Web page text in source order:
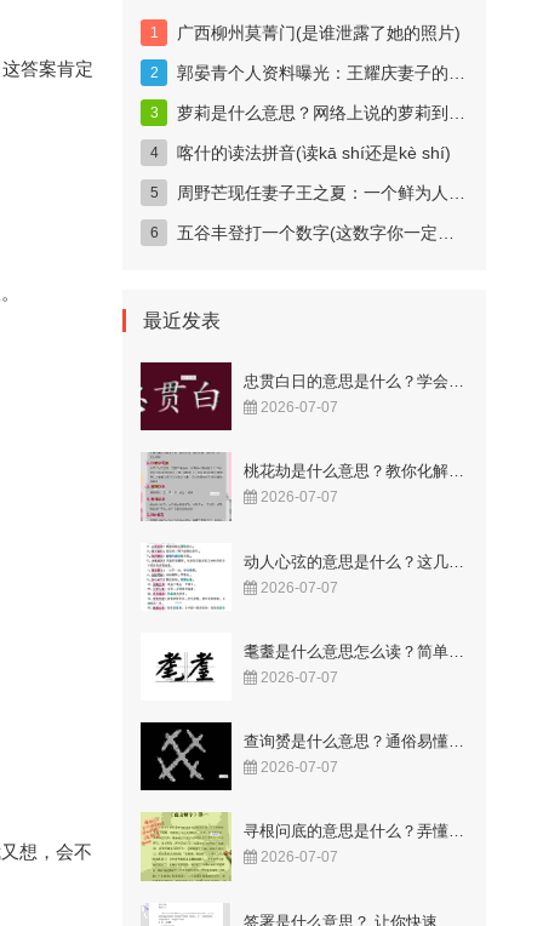
答案肯定
想，会不
广西柳州莫菁门(是谁泄露了她的照片)
郭晏青个人资料曝光：王耀庆妻子的科技女神身份揭秘
萝莉是什么意思？网络上说的萝莉到底指什么？
喀什的读法拼音(读kā shí还是kè shí)
周野芒现任妻子王之夏：一个鲜为人知的妻子
五谷丰登打一个数字(这数字你一定猜得到)
最近发表
忠贯白日的意思是什么？学会这样用更显智慧！
2026-07-07
桃花劫是什么意思？教你化解烂桃花的秘籍！
2026-07-07
2026-07-07
2026-07-07
查询赟是什么意思？通俗易懂的解释来了
2026-07-07
寻根问底的意思是什么？弄懂这两个字让你豁然开朗！
2026-07-07